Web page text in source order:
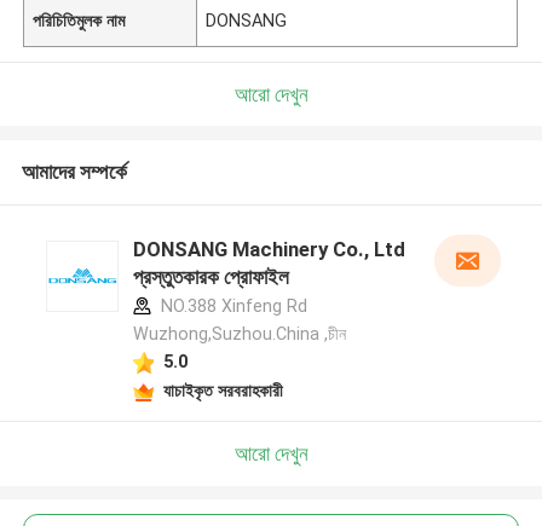
পরিচিতিমুলক নাম DONSANG
আরো দেখুন
আমাদের সম্পর্কে
DONSANG Machinery Co., Ltd
প্রস্তুতকারক প্রোফাইল
NO.388 Xinfeng Rd
Wuzhong,Suzhou.China ,চীন
5.0
যাচাইকৃত সরবরাহকারী
আরো দেখুন